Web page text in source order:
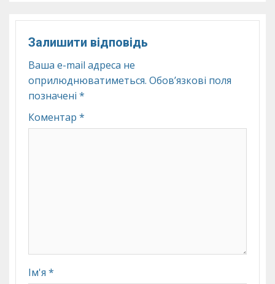
Залишити відповідь
Ваша e-mail адреса не
оприлюднюватиметься. Обов’язкові поля
позначені *
Коментар *
Ім'я *